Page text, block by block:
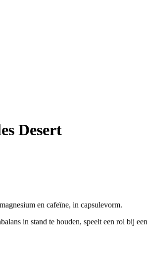
Desert
en cafeïne, in capsulevorm.
in stand te houden, speelt een rol bij